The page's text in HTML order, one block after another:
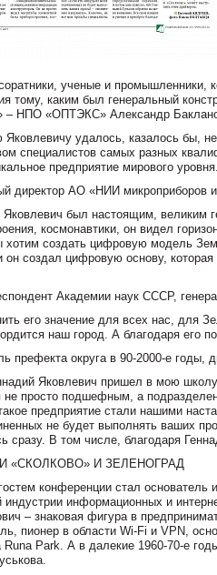
ученые и промышленники,
тому, каким был генеральный
– НПО «ОПТЭКС» Александр
Яковлевичу удалось, казалось бы,
специалистов самых разных
предприятие мирового уровня.
директор АО «НИИ микроприборов
Яковлевич был настоящим, великим
космонавтики, он видел
хотим создать цифровую модель
он создал цифровую основу,
Академии наук СССР,
его значение для всех нас, для
наш город. А благодаря его
префекта округа в 90-2000-е
Яковлевич пришел в мою
не просто подшефным, а
предприятие стали нашими
не будет выполнять ваших
сразу. В том числе, благодаря
«СКОЛКОВО» И ЗЕЛЕНОГРАД
конференции стал
индустрии информационных и
– знаковая фигура в
пионер в области Wi-Fi и VPN,
Runa Park. А в далекие 1960-70-е